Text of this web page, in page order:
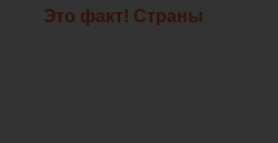
Это факт! Страны